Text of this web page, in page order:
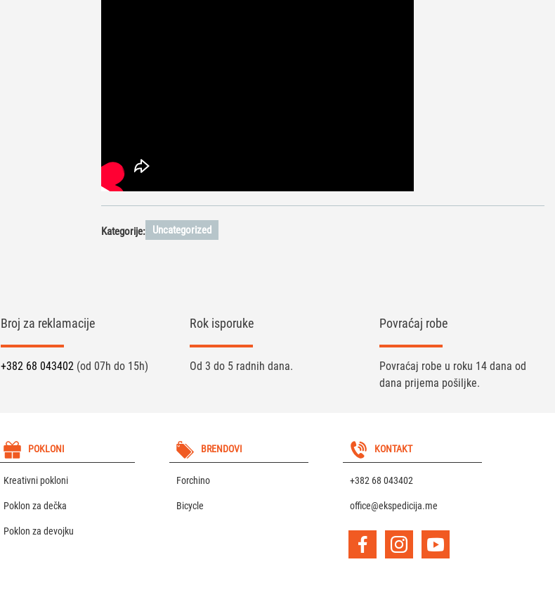
Kategorije: Uncategorized
Broj za reklamacije
+382 68 043402 (od 07h do 15h)
Rok isporuke
Od 3 do 5 radnih dana.
Povraćaj robe
Povraćaj robe u roku 14 dana od
dana prijema pošiljke.
POKLONI
Kreativni pokloni
Poklon za dečka
Poklon za devojku
BRENDOVI
Forchino
Bicycle
KONTAKT
+382 68 043402
office@ekspedicija.me